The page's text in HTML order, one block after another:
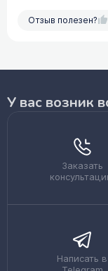
Отзыв полезен?
У вас возник
Заказать
Написать в